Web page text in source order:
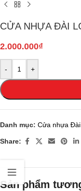
CỬA NHỰA ĐÀI
2.000.000₫
- +
Danh mục: Cửa nhựa
Share:
Sản phẩm